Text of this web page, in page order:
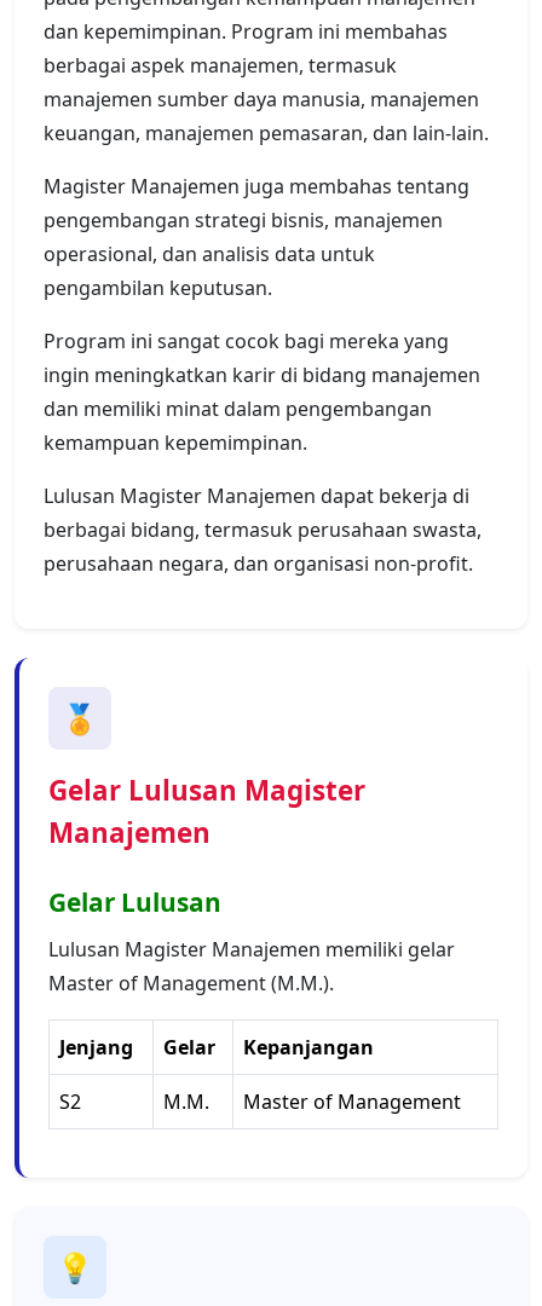
dan kepemimpinan. Program ini membahas
berbagai aspek manajemen, termasuk
manajemen sumber daya manusia, manajemen
keuangan, manajemen pemasaran, dan lain-lain.
Magister Manajemen juga membahas tentang
pengembangan strategi bisnis, manajemen
operasional, dan analisis data untuk
pengambilan keputusan.
Program ini sangat cocok bagi mereka yang
ingin meningkatkan karir di bidang manajemen
dan memiliki minat dalam pengembangan
kemampuan kepemimpinan.
Lulusan Magister Manajemen dapat bekerja di
berbagai bidang, termasuk perusahaan swasta,
perusahaan negara, dan organisasi non-profit.
🏅
Gelar Lulusan Magister
Manajemen
Gelar Lulusan
Lulusan Magister Manajemen memiliki gelar
Master of Management (M.M.).
Jenjang Gelar Kepanjangan
S2 M.M. Master of Management
💡